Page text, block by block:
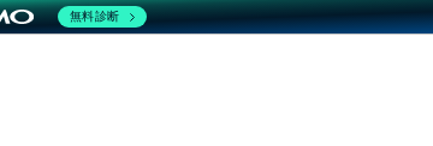
無料診断